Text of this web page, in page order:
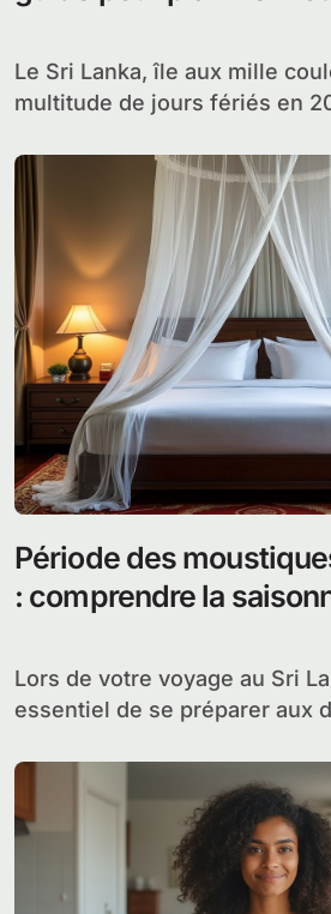
Le Sri Lanka, île aux mille couleurs, célèbre une
multitude de jours fériés en
Période des
: comprendre la
Lors de votre voyage au Sri Lanka, il est
essentiel de se préparer aux